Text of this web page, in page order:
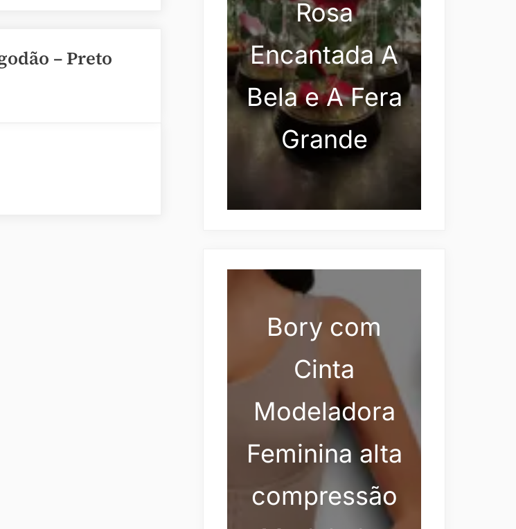
– Preto
Rosa
Encantada A
Bela e A Fera
Grande
Bory com
Cinta
Modeladora
Feminina alta
compressão